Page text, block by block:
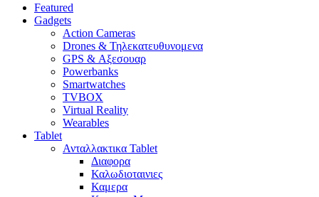
Featured
Gadgets
Action Cameras
Drones & Τηλεκατευθυνομενα
GPS & Αξεσουαρ
Powerbanks
Smartwatches
TVBOX
Virtual Reality
Wearables
Tablet
Ανταλλακτικα Tablet
Διαφορα
Καλωδιοταινιες
Καμερα